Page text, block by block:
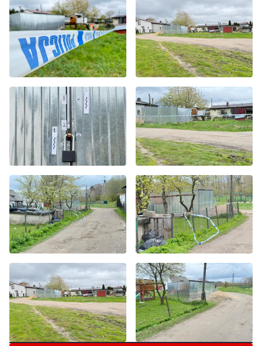
Byliście świadkami zdarzenia w naszym regionie? Chcecie
aby nasza redakcja zajęła się jakimś tematem? Czekamy na
Wasze sygnały i informacje. Można kontaktować się z naszą